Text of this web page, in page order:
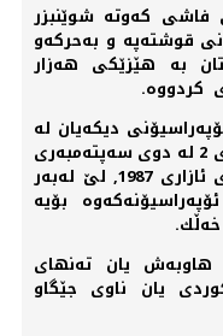
فاشی كەوتە شوێنبزر
قوشتەپە و بەحركەو
بە هێزێكی هەزار
كردووە.
دیكەیان لە
هەمان ناوچە ئەنجام دایەوە, كەربەلای 2 لە دوی سەپتەمبەری
1986, وە كەربەلای 7 لە رێكەوتی 4ی ئازاری 1987, لێ لەبەر
بۆیە
خەڵك.
هاوبەش یان تەنهای
یان ناوی جێگاو